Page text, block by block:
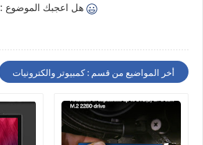
هل اعجبك الموضوع :
أخر المواضيع من قسم : كمبيوتر والكترونيات